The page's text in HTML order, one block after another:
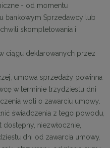
- od momentu
bankowym Sprzedawcy lub
skompletowania i
ciągu deklarowanych przez
umowa sprzedaży powinna
w terminie trzydziestu dni
woli o zawarciu umowy.
świadczenia z tego powodu,
niezwłocznie,
dni od zawarcia umowy,